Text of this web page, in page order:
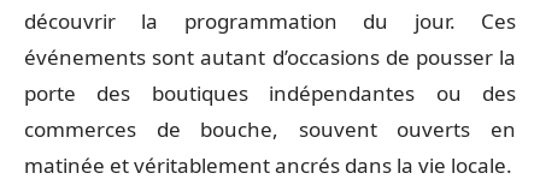
découvrir la programmation du jour. Ces
événements sont autant d’occasions de pousser la
porte des boutiques indépendantes ou des
commerces de bouche, souvent ouverts en
matinée et véritablement ancrés dans la vie locale.